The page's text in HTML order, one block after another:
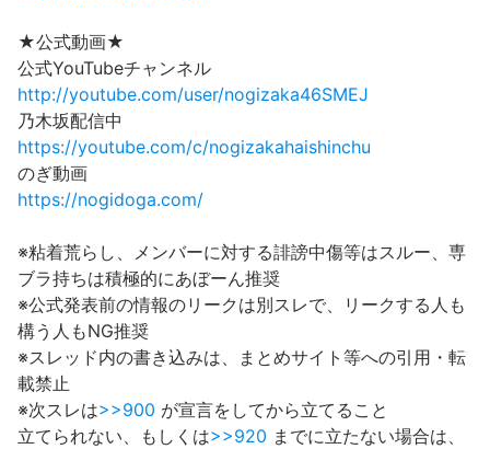
★公式動画★
公式YouTubeチャンネル
http://youtube.com/user/nogizaka46SMEJ
乃木坂配信中
https://youtube.com/c/nogizakahaishinchu
のぎ動画
https://nogidoga.com/
※粘着荒らし、メンバーに対する誹謗中傷等はスルー、専
ブラ持ちは積極的にあぼーん推奨
※公式発表前の情報のリークは別スレで、リークする人も
構う人もNG推奨
※スレッド内の書き込みは、まとめサイト等への引用・転
載禁止
※次スレは>>900 が宣言をしてから立てること
立てられない、もしくは>>920 までに立たない場合は、